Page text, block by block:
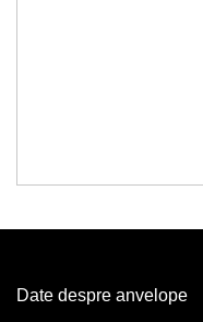
Date despre anvelope